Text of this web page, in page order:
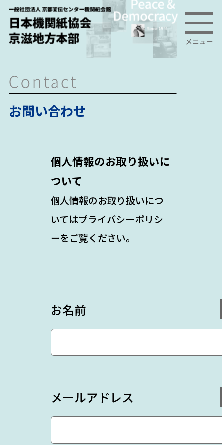
メニュー
お問い合わせ
個人情報のお取り扱いに
ついて
個人情報のお取り扱いにつ
いてはプライバシーポリシ
ーをご覧ください。
お名前
メールアドレス